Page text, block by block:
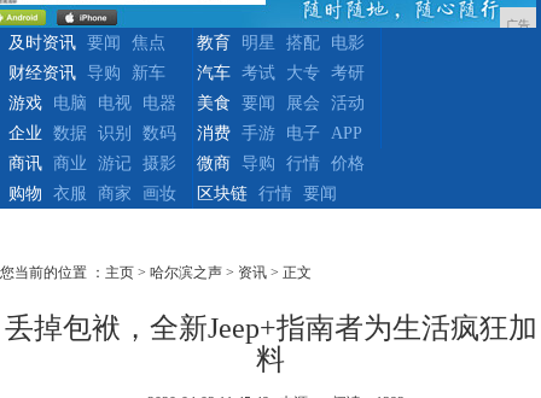
广告
及时资讯 要闻
焦点
财经资讯
导购 新车
教育 明星 搭配
电影
汽车
考试 大专
考研
游戏
电脑 电视
电器
企业
数据 识别 数码
美食 要闻 展会
活动
消费
手游 电子
APP
商讯
商业 游记
摄影
购物
衣服 商家 画妆
微商 导购 行情
价格
区块链
行情 要闻
您当前的位置 ： 主页 > 哈尔滨之声 > 资讯 > 正文
丢掉包袱，全新Jeep+指南者为生活疯狂加
料